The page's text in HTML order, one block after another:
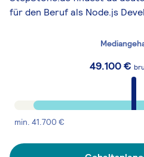
für den Beruf als Node.js
49.100€
min. 41.700 €